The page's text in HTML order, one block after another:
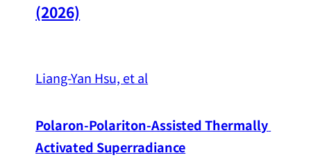
(2026)
Liang-Yan Hsu, et al
Polaron-Polariton-Assisted Thermally
Activated Superradiance